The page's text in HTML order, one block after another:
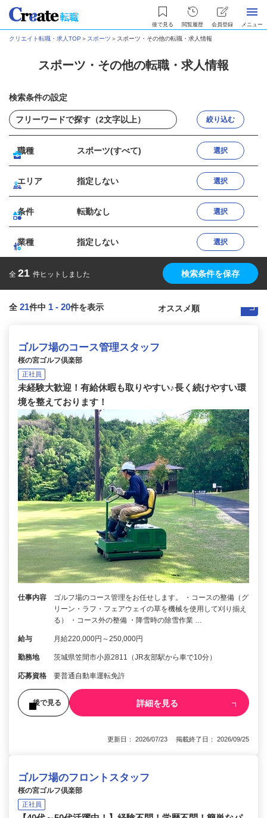
後で見る 閲覧履歴 会員登録 メニュー
クリエイト転職・求人TOP ＞ スポーツ ＞ スポーツ・その他の転職・求人情報
スポーツ・その他の転職・求人情報
検索条件の設定
絞り込む
職種 スポーツ(すべて) 選択
エリア 指定しない 選択
条件 転勤なし 選択
業種 指定しない 選択
全 21 件ヒットしました 検索条件を保存
全 21件中 1 - 20件を表示
ゴルフ場のコース管理スタッフ
桜の宮ゴルフ倶楽部
正社員
未経験大歓迎！有給休暇も取りやすい♪長く続けやすい環
境を整えております！
仕事内容
ゴルフ場のコース管理をお任せします。 ・コースの整備（グ
リーン・ラフ・フェアウェイの草を機械を使用して刈り揃え
る） ・コース外の整備 ・降雪時の除雪作業 …
給与 月給220,000円～250,000円
勤務地 茨城県笠間市小原2811（JR友部駅から車で10分）
応募資格 要普通自動車運転免許
後で見る 詳細を見る
更新日： 2026/07/23 掲載終了日： 2026/09/25
ゴルフ場のフロントスタッフ
桜の宮ゴルフ倶楽部
正社員